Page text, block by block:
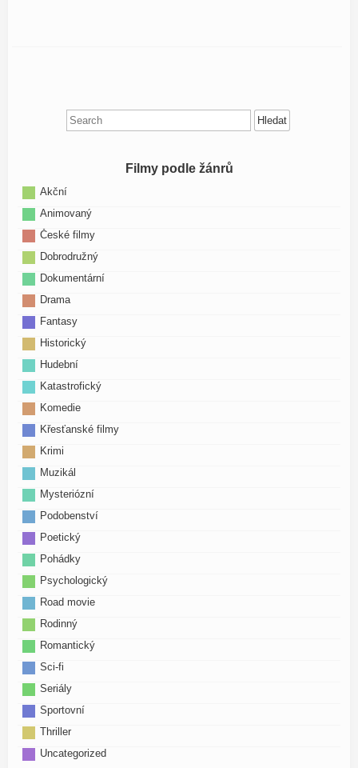
Search
for:
Filmy podle žánrů
Akční
Animovaný
České filmy
Dobrodružný
Dokumentární
Drama
Fantasy
Historický
Hudební
Katastrofický
Komedie
Křesťanské filmy
Krimi
Muzikál
Mysteriózní
Podobenství
Poetický
Pohádky
Psychologický
Road movie
Rodinný
Romantický
Sci-fi
Seriály
Sportovní
Thriller
Uncategorized